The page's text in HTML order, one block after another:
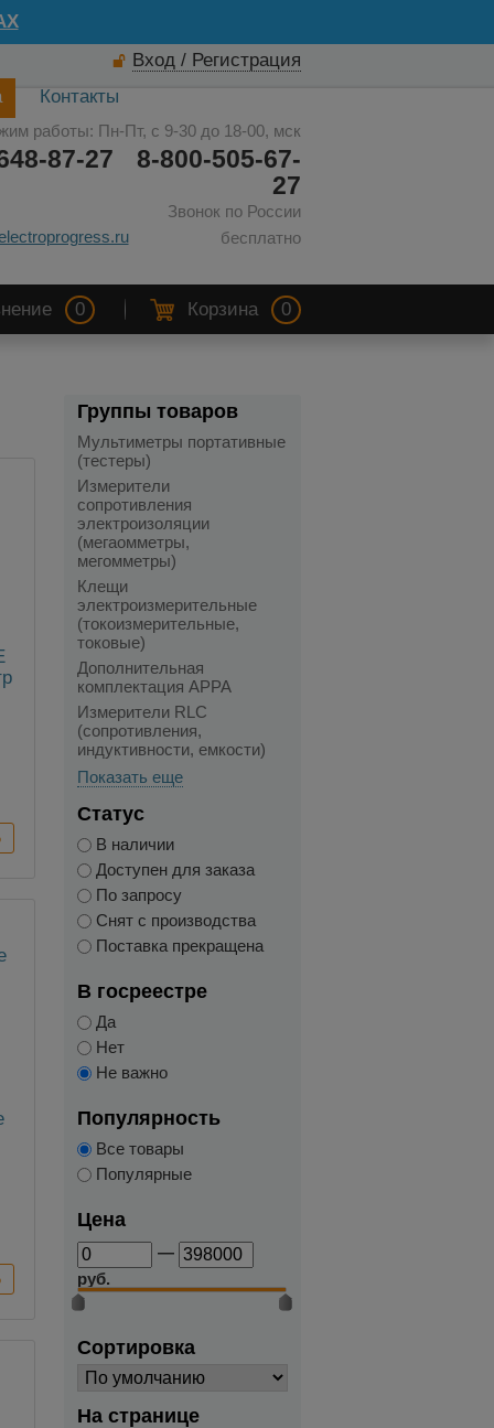
Вход / Регистрация
Контакты
работы: Пн-Пт, с 9-30 до 18-00, мск
8-800-505-67-
27
Звонок по России
бесплатно
87-27
0 Корзина 0
Группы товаров
Мультиметры портативные
(тестеры)
Измерители
сопротивления
электроизоляции
(мегаомметры,
мегомметры)
Клещи
электроизмерительные
(токоизмерительные,
токовые)
Дополнительная
комплектация APPA
Измерители RLC
(сопротивления,
индуктивности, емкости)
Показать еще
Статус
В наличии
Доступен для заказа
По запросу
Снят с производства
Поставка прекращена
В госреестре
Да
Нет
Не важно
Популярность
Все товары
Популярные
Цена
—
руб.
Сортировка
На странице